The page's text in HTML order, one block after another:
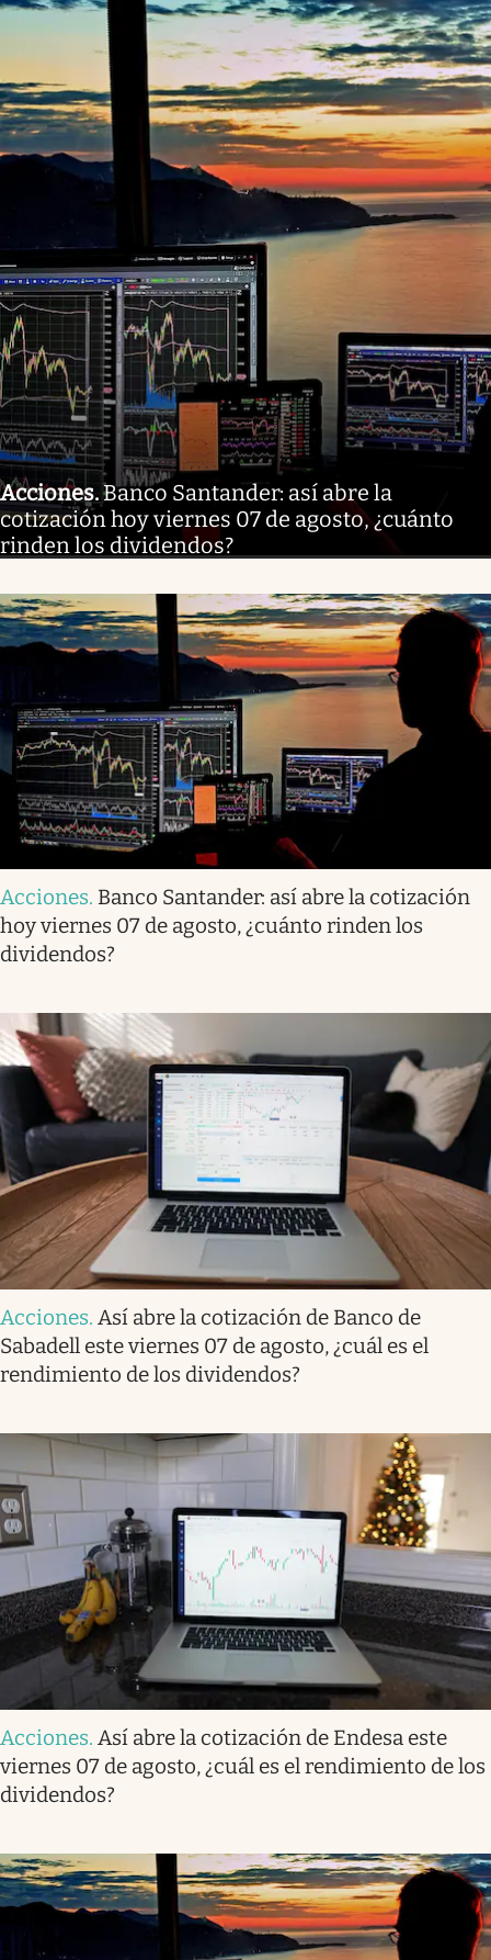
Acciones.Banco Santander: así abre la
cotización hoy viernes 07 de agosto, ¿cuánto
rinden los dividendos?
Acciones. Banco Santander: así abre la cotización
hoy viernes 07 de agosto, ¿cuánto rinden los
dividendos?
Acciones. Así abre la cotización de Banco de
Sabadell este viernes 07 de agosto, ¿cuál es el
rendimiento de los dividendos?
Acciones. Así abre la cotización de Endesa este
viernes 07 de agosto, ¿cuál es el rendimiento de los
dividendos?